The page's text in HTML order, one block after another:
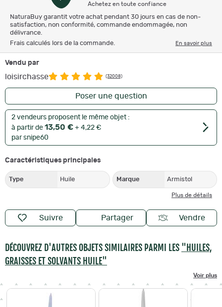
Achetez en toute confiance
NaturaBuy garantit votre achat pendant 30 jours en cas de non-
satisfaction, non conformité, commande endommagée, non
délivrance.
Frais calculés lors de la commande.
En savoir plus
Vendu par
loisirchasse (32008)
Poser une question
2 vendeurs proposent le même objet :
à partir de 13,50 € + 4,22 €
par snipe60
Caractéristiques principales
Type Huile Marque Armistol
Plus de détails
Suivre Partager Vendre
DÉCOUVREZ D'AUTRES OBJETS SIMILAIRES PARMI LES "HUILES,
GRAISSES ET SOLVANTS HUILE"
Voir plus